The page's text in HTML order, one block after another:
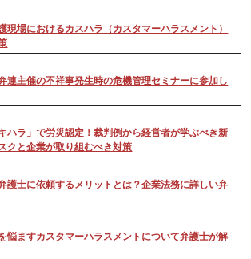
現場におけるカスハラ（カスタマーハラスメント）
連主催の不祥事発生時の危機管理セミナーに参加し
ハラ」で労災認定！裁判例から経営者が学ぶべき新
クと企業が取り組むべき対策
護士に依頼するメリットとは？企業法務に詳しい弁
悩ますカスタマーハラスメントについて弁護士が解